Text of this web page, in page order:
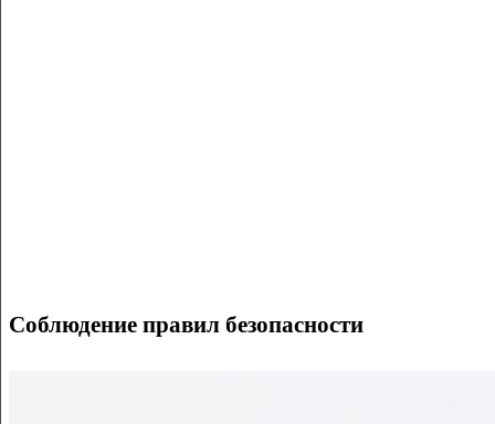
Соблюдение правил безопасности